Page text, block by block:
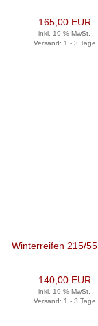
165,00 EUR
inkl. 19 % MwSt.
Versand: 1 - 3 Tage
Winterreifen 215/
140,00 EUR
inkl. 19 % MwSt.
Versand: 1 - 3 Tage